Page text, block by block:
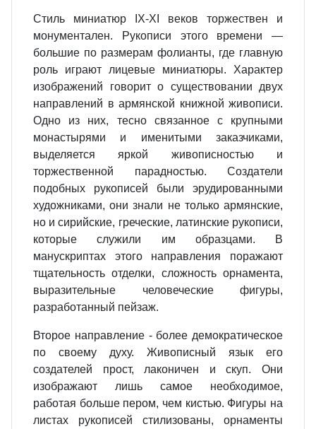
Стиль миниатюр IX-XI веков тор­жествен и
монументален. Рукописи этого времени —
большие по раз­мерам фолианты, где главную
роль играют лицевые миниатюры. Ха­рактер
изображений говорит о су­ществовании двух
направлений в ар­мянской книжной живописи.
Одно из них, тесно связанное с крупными
монастырями и именитыми заказ­чиками,
выделяется яркой живопи­сностью и
торжественной парад­ностью. Создатели
подобных руко­писей были эрудированными
худож­никами, они знали не только армян­ские,
но и сирийские, греческие, ла­тинские рукописи,
которые служили им образцами. В
манускриптах этого направления поражают
тщатель­ность отделки, сложность орнамента,
выразительные человеческие фи­гуры,
разработанный пейзаж.
Второе направление - более демо­кратическое
по своему духу. Живо­писный язык его
создателей прост, лаконичен и скуп. Они
изображают лишь самое необходимое,
работая больше пером, чем кистью. Фигуры на
листах рукописей стилизованы, орнаменты